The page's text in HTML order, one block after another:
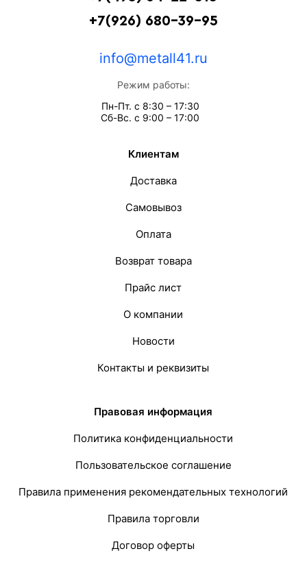
+7(926) 680-39-95
info@metall41.ru
Режим работы:
Пн-Пт. с 8:30 – 17:30
Сб-Вс. с 9:00 – 17:00
Клиентам
Доставка
Самовывоз
Оплата
Возврат товара
Прайс лист
О компании
Новости
Контакты и реквизиты
Правовая информация
Политика конфиденциальности
Пользовательское соглашение
Правила применения рекомендательных технологий
Правила торговли
Договор оферты